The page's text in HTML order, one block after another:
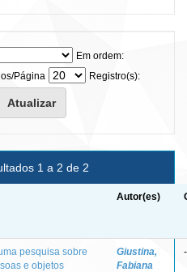
Em ordem:
Página
Registro(s):
1 a 2 de 2
Autor(es)
pesquisa sobre
e objetos
Giustina,
Fabiana
-